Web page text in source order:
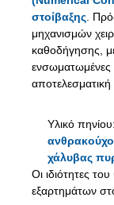
στοίβαξης .
μηχανισμών
καθοδήγησης,
ενσωματωμένες
αποτελεσματική
Υλικό πηνίου:
χάλυβας
Οι ιδιότητες
εξαρτημάτων